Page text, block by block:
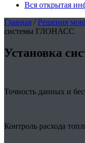
Вся открытая
Главная / Решения
системы ГЛОНАСС
Установка
Точность данных и
Контроль расхода